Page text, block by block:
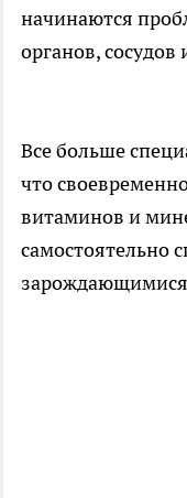
начинаются
органов, сосудов
Все больше
что
витаминов и
самостоятельно